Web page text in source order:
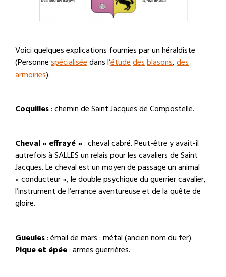
Voici quelques explications fournies par un héraldiste
(Personnespécialiséedans l’étudedesblasons,des
armoiries).
Coquilles: chemin de Saint Jacques de Compostelle.
Cheval « effrayé »: cheval cabré. Peut-être y avait-il
autrefois à SALLES un relais pour les cavaliers de Saint
Jacques. Le cheval est un moyen de passage un animal
« conducteur », le double psychique du guerrier cavalier,
l’instrument de l’errance aventureuse et de la quête de
gloire.
Gueules: émail de mars : métal (ancien nom du fer).
Pique et épée: armes guerrières.